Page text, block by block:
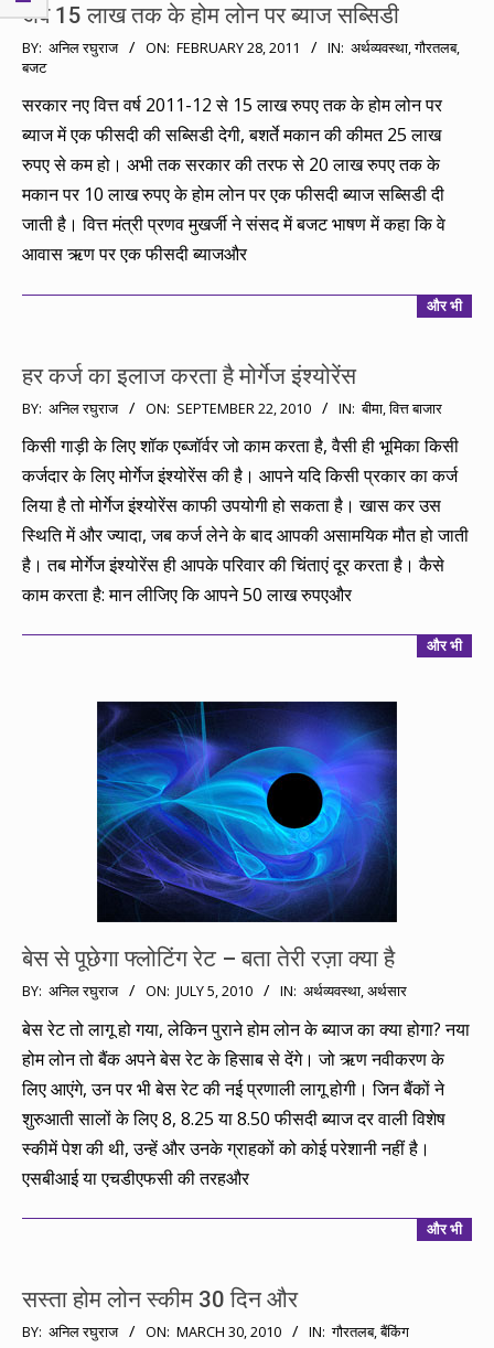
अब 15 लाख तक के होम लोन पर ब्याज सब्सिडी
2011-
02-
28
BY: अनिल रघुराज ON: FEBRUARY 28, 2011 IN: अर्थव्यवस्था,गौरतलब,
बजट
सरकार नए वित्त वर्ष 2011-12 से 15 लाख रुपए तक के होम लोन पर
ब्याज में एक फीसदी की सब्सिडी देगी, बशर्ते मकान की कीमत 25 लाख
रुपए से कम हो। अभी तक सरकार की तरफ से 20 लाख रुपए तक के
मकान पर 10 लाख रुपए के होम लोन पर एक फीसदी ब्याज सब्सिडी दी
जाती है। वित्त मंत्री प्रणव मुखर्जी ने संसद में बजट भाषण में कहा कि वे
आवास ऋण पर एक फीसदी ब्याजऔर
और भी
हर कर्ज का इलाज करता है मोर्गेज इंश्योरेंस
2010-
09-
BY: अनिल रघुराज ON: SEPTEMBER 22, 2010 IN: बीमा,वित्त बाजार
किसी गाड़ी के लिए शॉक एब्जॉर्वर जो काम करता है, वैसी ही भूमिका किसी
कर्जदार के लिए मोर्गेज इंश्योरेंस की है। आपने यदि किसी प्रकार का कर्ज
लिया है तो मोर्गेज इंश्योरेंस काफी उपयोगी हो सकता है। खास कर उस
स्थिति में और ज्यादा, जब कर्ज लेने के बाद आपकी असामयिक मौत हो जाती
है। तब मोर्गेज इंश्योरेंस ही आपके परिवार की चिंताएं दूर करता है। कैसे
काम करता है: मान लीजिए कि आपने 50 लाख रुपएऔर
और भी
बेस से पूछेगा फ्लोटिंग रेट – बता तेरी रज़ा क्या है
2010-
07-
05
BY: अनिल रघुराज ON: JULY 5, 2010 IN: अर्थव्यवस्था,अर्थसार
बेस रेट तो लागू हो गया, लेकिन पुराने होम लोन के ब्याज का क्या होगा? नया
होम लोन तो बैंक अपने बेस रेट के हिसाब से देंगे। जो ऋण नवीकरण के
लिए आएंगे, उन पर भी बेस रेट की नई प्रणाली लागू होगी। जिन बैंकों ने
शुरुआती सालों के लिए 8, 8.25 या 8.50 फीसदी ब्याज दर वाली विशेष
स्कीमें पेश की थी, उन्हें और उनके ग्राहकों को कोई परेशानी नहीं है।
एसबीआई या एचडीएफसी की तरहऔर
और भी
सस्ता होम लोन स्कीम 30 दिन और
2010-
BY: अनिल रघुराज ON: MARCH 30, 2010 IN: गौरतलब,बैंकिंग